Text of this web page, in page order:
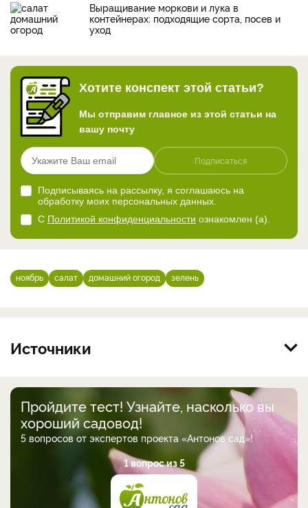
Выращивание моркови и лука в
контейнерах: подходящие сорта, посев и
уход
Хотите конспект этой статьи?
Мы отправим главное из этой статьи на
вашу почту
Подписаться
Подписываясь на рассылку, я соглашаюсь на
обработку моих персональных данных.
С Политикой конфиденциальности ознакомлен (а).
ноябрь салат домашний огород зелень
Источники
Пройдите тест! Узнайте, насколько вы
хороший садовод!
5 вопросов от экспертов проекта «Антонов сад»!
1 вопрос из 5